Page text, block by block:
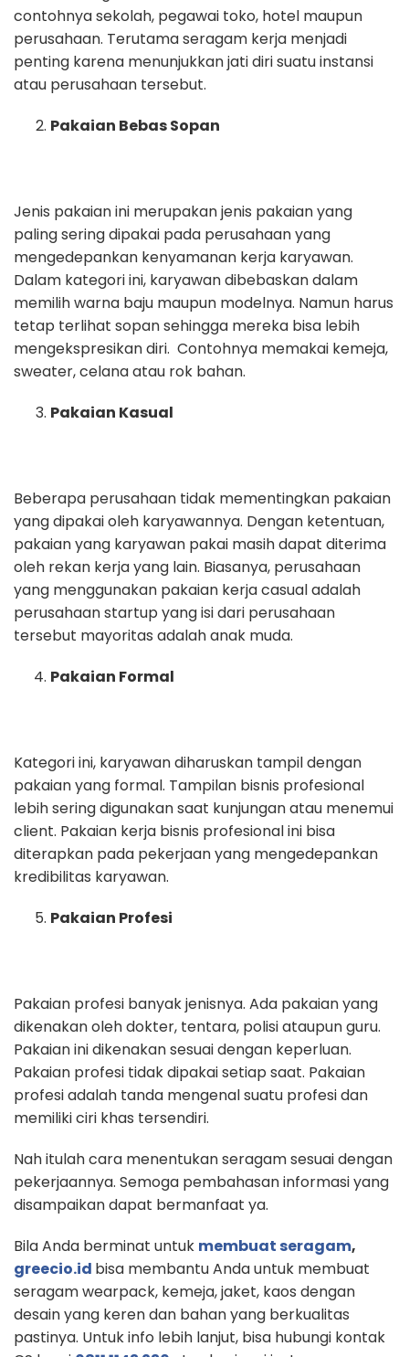
contohnya sekolah, pegawai toko, hotel maupun
perusahaan. Terutama seragam kerja menjadi
penting karena menunjukkan jati diri suatu instansi
atau perusahaan tersebut.
Pakaian Bebas Sopan
Jenis pakaian ini merupakan jenis pakaian yang
paling sering dipakai pada perusahaan yang
mengedepankan kenyamanan kerja karyawan.
Dalam kategori ini, karyawan dibebaskan dalam
memilih warna baju maupun modelnya. Namun harus
tetap terlihat sopan sehingga mereka bisa lebih
mengekspresikan diri. Contohnya memakai kemeja,
sweater, celana atau rok bahan.
Pakaian Kasual
Beberapa perusahaan tidak mementingkan pakaian
yang dipakai oleh karyawannya. Dengan ketentuan,
pakaian yang karyawan pakai masih dapat diterima
oleh rekan kerja yang lain. Biasanya, perusahaan
yang menggunakan pakaian kerja casual adalah
perusahaan startup yang isi dari perusahaan
tersebut mayoritas adalah anak muda.
Pakaian Formal
Kategori ini, karyawan diharuskan tampil dengan
pakaian yang formal. Tampilan bisnis profesional
lebih sering digunakan saat kunjungan atau menemui
client. Pakaian kerja bisnis profesional ini bisa
diterapkan pada pekerjaan yang mengedepankan
kredibilitas karyawan.
Pakaian Profesi
Pakaian profesi banyak jenisnya. Ada pakaian yang
dikenakan oleh dokter, tentara, polisi ataupun guru.
Pakaian ini dikenakan sesuai dengan keperluan.
Pakaian profesi tidak dipakai setiap saat. Pakaian
profesi adalah tanda mengenal suatu profesi dan
memiliki ciri khas tersendiri.
Nah itulah cara menentukan seragam sesuai dengan
pekerjaannya. Semoga pembahasan informasi yang
disampaikan dapat bermanfaat ya.
Bila Anda berminat untuk membuat seragam,
greecio.id bisa membantu Anda untuk membuat
seragam wearpack, kemeja, jaket, kaos dengan
desain yang keren dan bahan yang berkualitas
pastinya. Untuk info lebih lanjut, bisa hubungi kontak